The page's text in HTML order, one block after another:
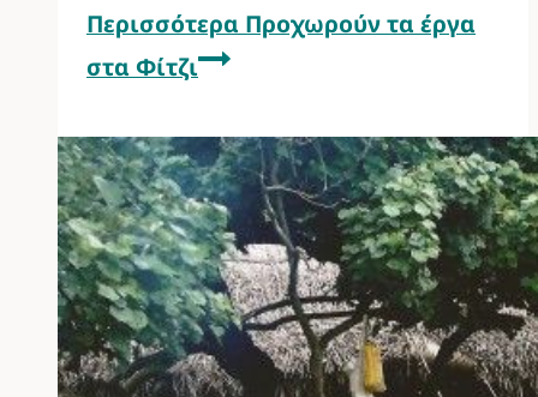
Περισσότερα Προχωρούν τα έργα
στα Φίτζι